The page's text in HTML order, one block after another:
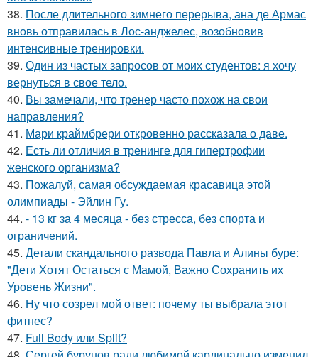
38. После длительного зимнего перерыва, ана де Армас
вновь отправилась в Лос-анджелес, возобновив
интенсивные тренировки.
39. Один из частых запросов от моих студентов: я хочу
вернуться в свое тело.
40. Вы замечали, что тренер часто похож на свои
направления?
41. Мари краймбрери откровенно рассказала о даве.
42. Есть ли отличия в тренинге для гипертрофии
женского организма?
43. Пожалуй, самая обсуждаемая красавица этой
олимпиады - Эйлин Гу.
44. - 13 кг за 4 месяца - без стресса, без спорта и
ограничений.
45. Детали скандального развода Павла и Алины буре:
"Дети Хотят Остаться с Мамой, Важно Сохранить их
Уровень Жизни".
46. Ну что созрел мой ответ: почему ты выбрала этот
фитнес?
47. Full Body или Split?